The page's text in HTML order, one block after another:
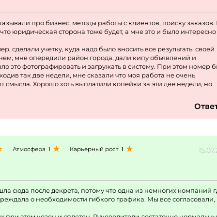
про бизнес, методы работы с клиентов, поиску заказов.
юридическая сторона тоже будет, а мне это и было интересно
учетку, куда надо было вносить все результаты своей
мне опередили район города, дали кипу объявлений и
это фотографировать и загружать в систему. При этом номер
так две недели, мне сказали что моя работа не очень
смысла. Хорошо хоть выплатили копейки за эти две недели, но
Атмосфера 1 Карьерный рост 1
сюда после декрета, потому что одна из немногих компаний
о необходимости гибкого графика. Мы все согласовали,